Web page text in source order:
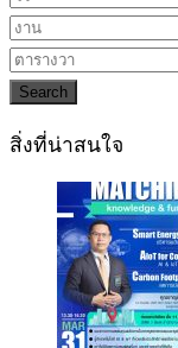
Search
สิ่งที่น่าสนใจ